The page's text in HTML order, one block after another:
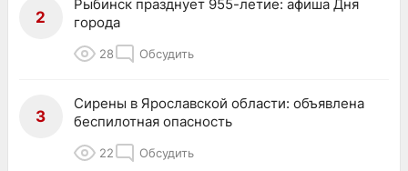
2
Рыбинск празднует 955-летие: афиша Дня
города
28 Обсудить
3
Сирены в Ярославской области: объявлена
беспилотная опасность
22 Обсудить